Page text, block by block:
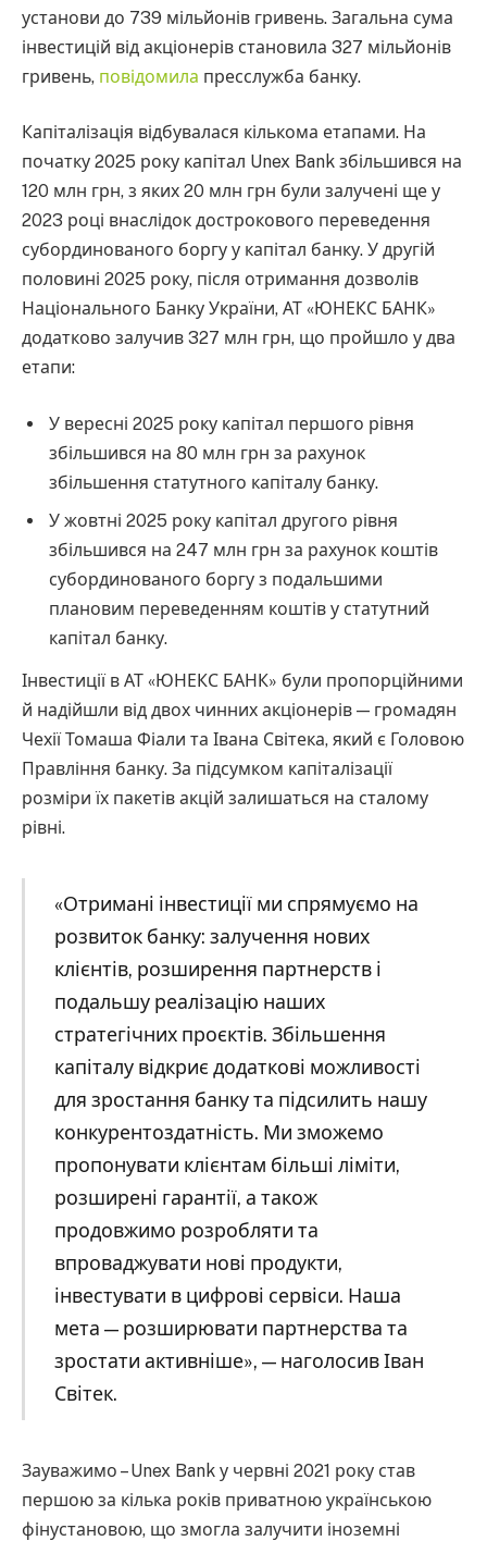
установи до 739 мільйонів гривень. Загальна сума
інвестицій від акціонерів становила 327 мільйонів
гривень, повідомила пресслужба банку.
Капіталізація відбувалася кількома етапами. На
початку 2025 року капітал Unex Bank збільшився на
120 млн грн, з яких 20 млн грн були залучені ще у
2023 році внаслідок дострокового переведення
субординованого боргу у капітал банку. У другій
половині 2025 року, після отримання дозволів
Національного Банку України, АТ «ЮНЕКС БАНК»
додатково залучив 327 млн грн, що пройшло у два
етапи:
У вересні 2025 року капітал першого рівня
збільшився на 80 млн грн за рахунок
збільшення статутного капіталу банку.
У жовтні 2025 року капітал другого рівня
збільшився на 247 млн грн за рахунок коштів
субординованого боргу з подальшими
плановим переведенням коштів у статутний
капітал банку.
Інвестиції в АТ «ЮНЕКС БАНК» були пропорційними
й надійшли від двох чинних акціонерів — громадян
Чехії Томаша Фіали та Івана Світека, який є Головою
Правління банку. За підсумком капіталізації
розміри їх пакетів акцій залишаться на сталому
рівні.
«Отримані інвестиції ми спрямуємо на
розвиток банку: залучення нових
клієнтів, розширення партнерств і
подальшу реалізацію наших
стратегічних проєктів. Збільшення
капіталу відкриє додаткові можливості
для зростання банку та підсилить нашу
конкурентоздатність. Ми зможемо
пропонувати клієнтам більші ліміти,
розширені гарантії, а також
продовжимо розробляти та
впроваджувати нові продукти,
інвестувати в цифрові сервіси. Наша
мета — розширювати партнерства та
зростати активніше», — наголосив Іван
Світек.
Зауважимо – Unex Bank у червні 2021 року став
першою за кілька років приватною українською
фінустановою, що змогла залучити іноземні